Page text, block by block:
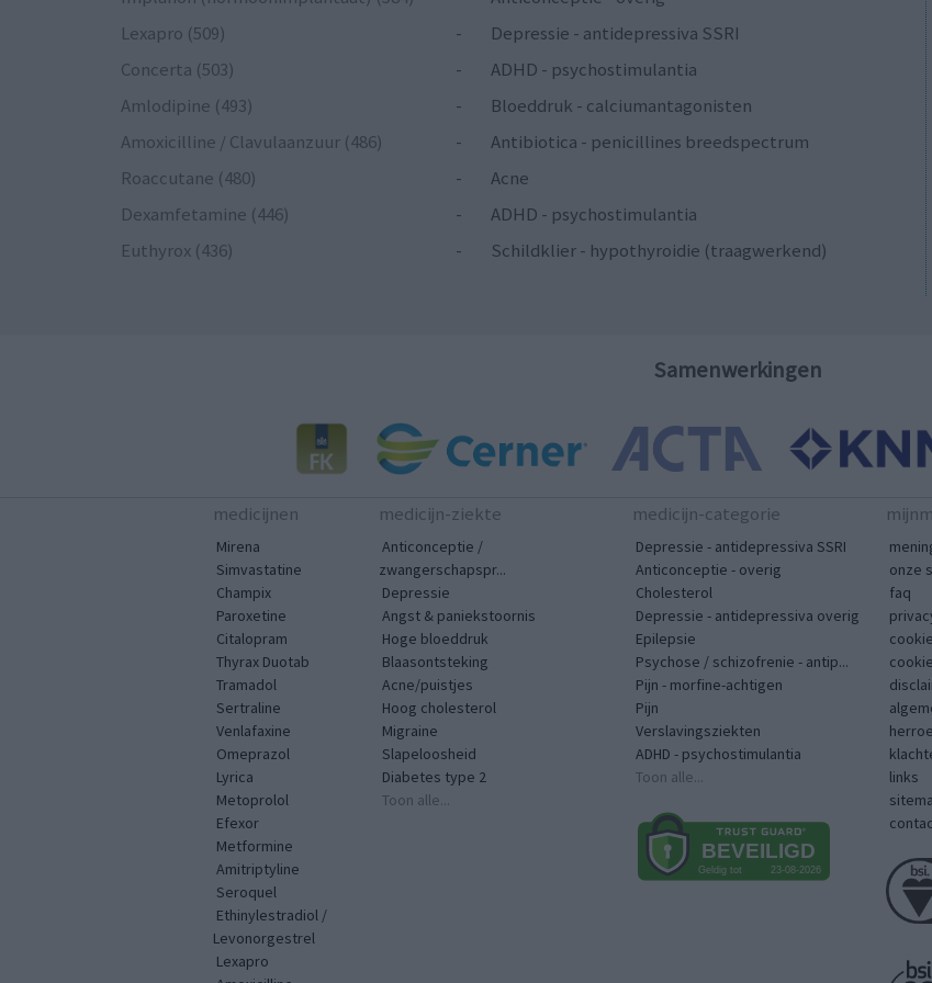
Lexapro (509)
-
Depressie - antidepressiva SSRI
Concerta (503)
-
ADHD - psychostimulantia
Amlodipine (493)
-
Bloeddruk - calciumantagonisten
Amoxicilline / Clavulaanzuur (486)
-
Antibiotica - penicillines breedspectrum
Roaccutane (480)
-
Acne
Dexamfetamine (446)
-
ADHD - psychostimulantia
Euthyrox (436)
- Schildklier - hypothyroidie (traagwerkend)
Samenwerkingen
medicijnen
Mirena
Simvastatine
Champix
Paroxetine
Citalopram
Thyrax Duotab
Tramadol
Sertraline
Venlafaxine
Omeprazol
Lyrica
Metoprolol
Efexor
Metformine
Amitriptyline
Seroquel
Ethinylestradiol /
Levonorgestrel
Lexapro
medicijn-ziekte
Anticonceptie /
zwangerschapspr...
Depressie
Angst & paniekstoornis
Hoge bloeddruk
Blaasontsteking
Acne/puistjes
Hoog cholesterol
Migraine
Slapeloosheid
Diabetes type 2
Toon alle...
medicijn-categorie
Depressie - antidepressiva SSRI
Anticonceptie - overig
Cholesterol
Depressie - antidepressiva overig
Epilepsie
Psychose / schizofrenie - antip...
Pijn - morfine-achtigen
Pijn
Verslavingsziekten
ADHD - psychostimulantia
Toon alle...
onze
faq
links